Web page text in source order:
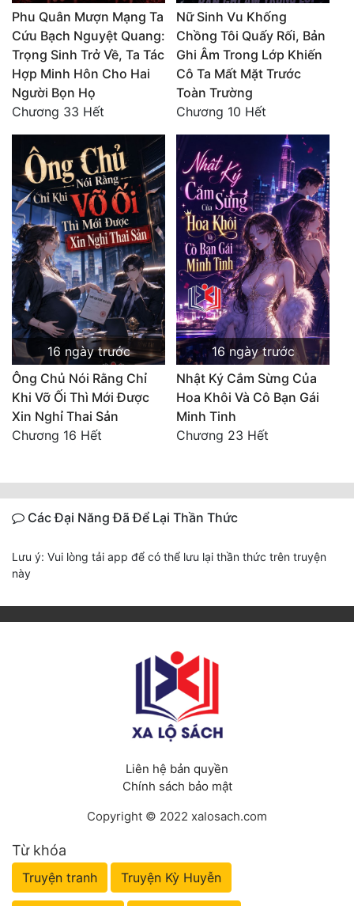
Phu Quân Mượn Mạng Ta
Cứu Bạch Nguyệt Quang:
Trọng Sinh Trở Về, Ta Tác
Hợp Minh Hôn Cho Hai
Người Bọn Họ
Chương 33 Hết
Nữ Sinh Vu Khống
Chồng Tôi Quấy Rối, Bản
Ghi Âm Trong Lớp Khiến
Cô Ta Mất Mặt Trước
Toàn Trường
Chương 10 Hết
16 ngày trước
Ông Chủ Nói Rằng Chỉ
Khi Vỡ Ối Thì Mới Được
Xin Nghỉ Thai Sản
Chương 16 Hết
16 ngày trước
Nhật Ký Cắm Sừng Của
Hoa Khôi Và Cô Bạn Gái
Minh Tinh
Chương 23 Hết
Các Đại Năng Đã Để Lại Thần Thức
Lưu ý: Vui lòng tải app để có thể lưu lại thần thức trên truyện
này
Liên hệ bản quyền
Chính sách bảo mật
Copyright © 2022 xalosach.com
Từ khóa
Truyện tranh Truyện Kỳ Huyễn